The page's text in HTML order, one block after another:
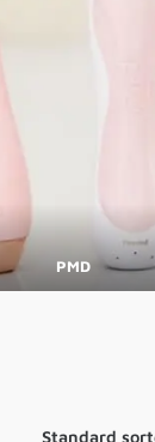
PMD